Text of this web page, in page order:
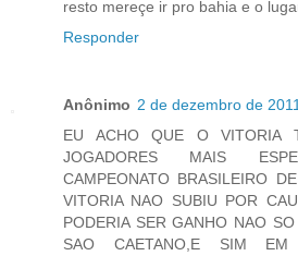
resto mereçe ir pro bahia e o
Responder
Anônimo 2 de dezembro de
EU ACHO QUE O VITORIA
JOGADORES MAIS
CAMPEONATO BRASILEIRO
VITORIA NAO SUBIU POR
PODERIA SER GANHO NAO
SAO CAETANO,E SIM EM